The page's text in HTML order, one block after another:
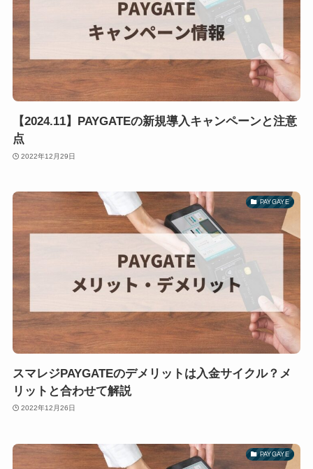
【2024.11】PAYGATEの新規導入キャンペーンと注意
点
2022年12月29日
PAYGAYE
スマレジPAYGATEのデメリットは入金サイクル？メ
リットと合わせて解説
2022年12月26日
PAYGAYE